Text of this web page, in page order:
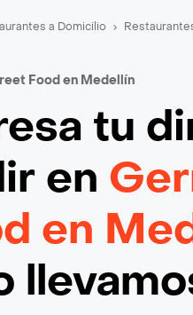
a Domicilio
Food en Medellín
tu
en
en